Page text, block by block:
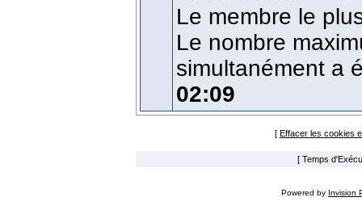
Le membre le
Le nombre
simultanément a
02:09
[ Effacer les cookies
[ Temps
Powered by Invision